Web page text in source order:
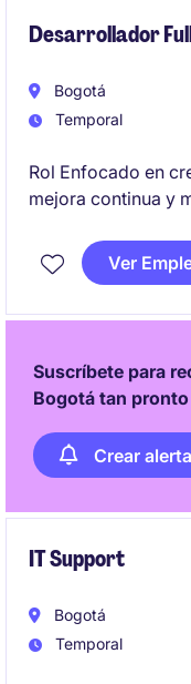
Desarrollador
Bogotá
Temporal
Rol Enfocado en
mejora continua y
y trabajar de la
dentro de un
Ver
Suscríbete para
Bogotá tan
Crear alerta
IT Support
Bogotá
Temporal